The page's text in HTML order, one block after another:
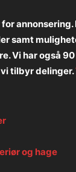
annonsering.
samt
Vi har også
tilbyr delinger.
og hage